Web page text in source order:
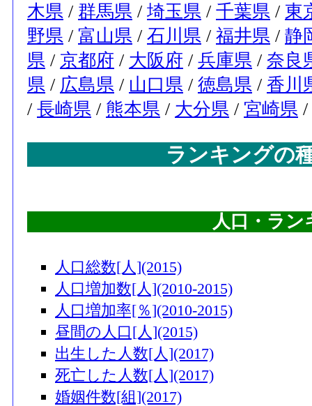
木県 / 群馬県 / 埼玉県 / 千葉県 / 東
野県 / 富山県 / 石川県 / 福井県 / 静
県 / 京都府 / 大阪府 / 兵庫県 / 奈良
県 / 広島県 / 山口県 / 徳島県 / 香川
/ 長崎県 / 熊本県 / 大分県 / 宮崎県 /
ランキングの
人口・ラン
人口総数[人](2015)
人口増加数[人](2010-2015)
人口増加率[％](2010-2015)
昼間の人口[人](2015)
出生した人数[人](2017)
死亡した人数[人](2017)
婚姻件数[組](2017)